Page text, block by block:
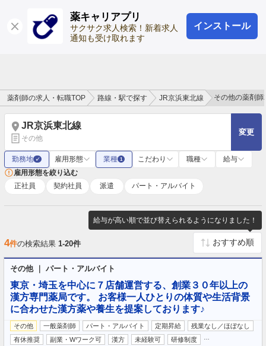
薬キャリアプリ
サクサク求人検索！新着求人
通知も受け取れます
インストール
ログイン 会員登録
薬剤師の求人・転職TOP 路線・駅で探す JR京浜東北線 その他の薬剤師
JR京浜東北線
その他
変更
勤務地 ✓ 雇用形態 業種 1 こだわり 職種
給与
雇用形態を絞り込む
正社員
契約社員 派遣 パート・アルバイト
給与が高い順で並び替えられるようになりました！
4件の検索結果 1-20件
その他 ｜ パート・アルバイト
東京・埼玉を中心に７店舗運営する、創業３０年以上の
漢方専門薬局です。 お客様一人ひとりの体質や生活背景
に合わせた漢方薬や養生を提案しております♪
その他 一般薬剤師 パート・アルバイト 定期昇給
残業なし／ほぼなし
有休推奨
副業・Wワーク可 漢方 未経験可 研修制度